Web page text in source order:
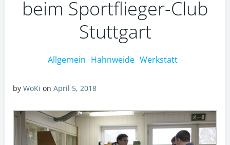
beim Sportflieger-Club
Stuttgart
Allgemein Hahnweide Werkstatt
by WoKi on April 5, 2018